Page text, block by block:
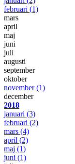
februari (1)
mars
april
maj
juni
juli
augusti
september
oktober
november(1)
december
2018
januari (3)
februari (2)
mars (4)
april (2)
maj (1)
juni (1)